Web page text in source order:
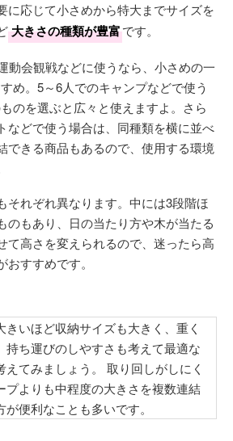
に応じて小さめから特大までサイズを
大きさの種類が豊富です。
動会観戦などに使うなら、小さめの一
め。5～6人でのキャンプなどで使う
のを選ぶと広々と使えますよ。さら
などで使う場合は、同種類を横に並べ
できる商品もあるので、使用する環境
それぞれ異なります。中には3段階ほ
のもあり、日の当たり方や木が当たる
て高さを変えられるので、迷ったら高
すすめです。
きいほど収納サイズも大きく、重く
持ち運びのしやすさも考えて最適な
えてみましょう。 取り回しがしにく
プよりも中程度の大きさを複数連結
が便利なことも多いです。